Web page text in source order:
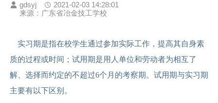
gdsyj
2021-02-03 14:28:01
来源：广东省冶金技工学校
实习期是指在校学生通过参加实际工作，提高其自身素
质的过程或时间；试用期是用人单位和劳动者为相互了
解、选择而约定的不超过6个月的考察期。试用期与实习期
主要有以下区别。